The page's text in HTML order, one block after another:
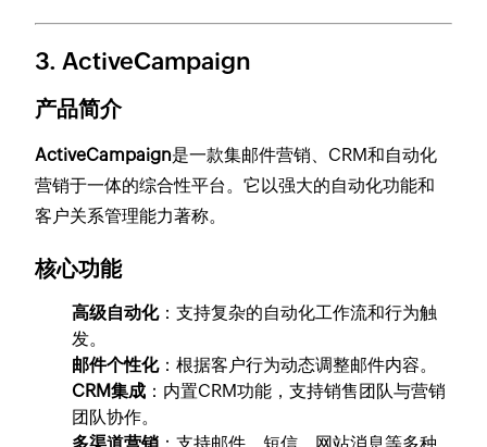
3.ActiveCampaign
产品简介
ActiveCampaign是一款集邮件营销、CRM和自动化
营销于一体的综合性平台。它以强大的自动化功能和
客户关系管理能力著称。
核心功能
高级自动化：支持复杂的自动化工作流和行为触
发。
邮件个性化：根据客户行为动态调整邮件内容。
CRM集成 ：内置CRM功能，支持销售团队与营销
团队协作。
多渠道营销 ：支持邮件、短信、网站消息等多种